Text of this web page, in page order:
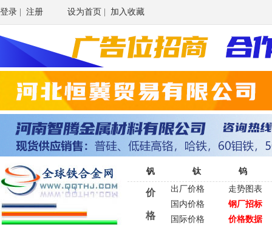
登录 注册 设为首页 加入收藏
钒 钛 钨
价
格
出厂价格
走势图表
国内价格
钢厂招标
国际价格
价格数据